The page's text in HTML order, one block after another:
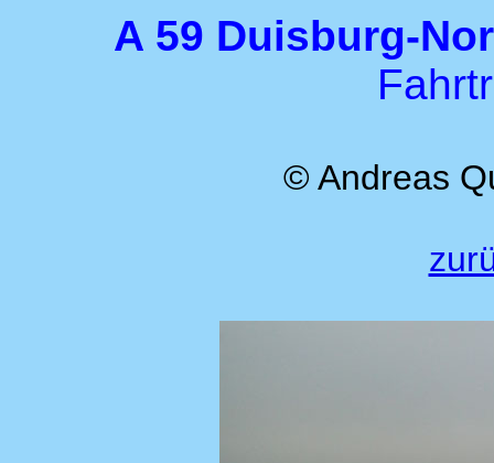
A 59 Duisburg-
© Andreas